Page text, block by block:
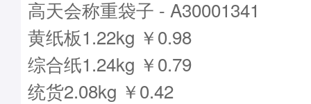
高天会称重袋子 - A30001341
黄纸板1.22kg ￥0.98
综合纸1.24kg ￥0.79
统货2.08kg ￥0.42